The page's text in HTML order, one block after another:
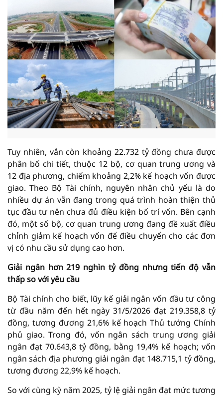
Tuy nhiên, vẫn còn khoảng 22.732 tỷ đồng chưa được
phân bổ chi tiết, thuộc 12 bộ, cơ quan trung ương và
12 địa phương, chiếm khoảng 2,2% kế hoạch vốn được
giao. Theo Bộ Tài chính, nguyên nhân chủ yếu là do
nhiều dự án vẫn đang trong quá trình hoàn thiện thủ
tục đầu tư nên chưa đủ điều kiện bố trí vốn. Bên cạnh
đó, một số bộ, cơ quan trung ương đang đề xuất điều
chỉnh giảm kế hoạch vốn để điều chuyển cho các đơn
vị có nhu cầu sử dụng cao hơn.
Giải ngân hơn 219 nghìn tỷ đồng nhưng tiến độ vẫn
thấp so với yêu cầu
Bộ Tài chính cho biết, lũy kế giải ngân vốn đầu tư công
từ đầu năm đến hết ngày 31/5/2026 đạt 219.358,8 tỷ
đồng, tương đương 21,6% kế hoạch Thủ tướng Chính
phủ giao. Trong đó, vốn ngân sách trung ương giải
ngân đạt 70.643,8 tỷ đồng, bằng 19,4% kế hoạch; vốn
ngân sách địa phương giải ngân đạt 148.715,1 tỷ đồng,
tương đương 22,9% kế hoạch.
So với cùng kỳ năm 2025, tỷ lệ giải ngân đạt mức tương